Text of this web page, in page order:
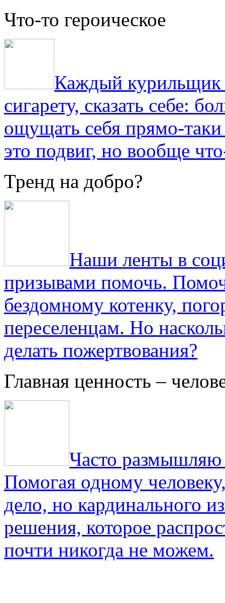
Что-то героическое
Каждый курильщик
сигарету, сказать себе:
ощущать себя прямо-
это подвиг, но вообще
Тренд на добро?
Наши ленты в
призывами помочь.
бездомному котенку,
переселенцам. Но
делать пожертвования?
Главная ценность –
Часто размышляю
Помогая одному
дело, но кардинального
решения, которое
почти никогда не можем.